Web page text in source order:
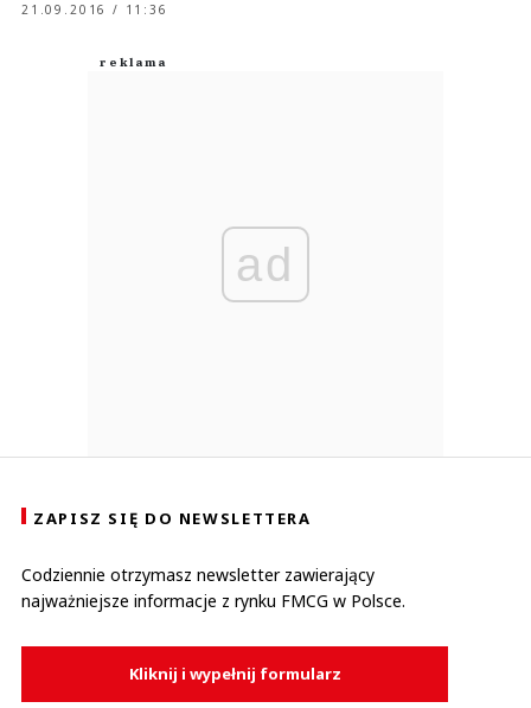
21.09.2016 / 11:36
ad
ZAPISZ SIĘ DO NEWSLETTERA
Codziennie otrzymasz newsletter zawierający
najważniejsze informacje z rynku FMCG w Polsce.
Kliknij i wypełnij formularz